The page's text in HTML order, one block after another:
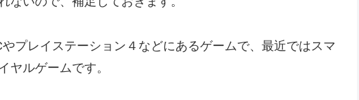
プレイステーション４などにあるゲームで、最近ではスマ
ヤルゲームです。